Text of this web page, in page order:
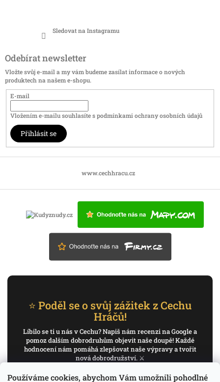
Používáme cookies, abychom Vám umožnili pohodlné
Sledovat na Instagramu
Odebírat newsletter
Vložte svůj e-mail a my vám budeme zasílat informace o nových
produktech na našem e-shopu.
E-mail
Vložením e-mailu souhlasíte spodmínkami ochrany osobních údajů
Přihlásit se
www.cechhracu.cz
⭐ Poděl se o svůj zážitek z Cechu
Hráčů!
Líbilo se ti u nás v Cechu? Napiš nám recenzi na Google a
pomoz dalším dobrodruhům objevit naše doupě! Každé
hodnocení nám pomáhá zlepšovat naše výpravy a tvořit
nová dobrodružství. ⚔️